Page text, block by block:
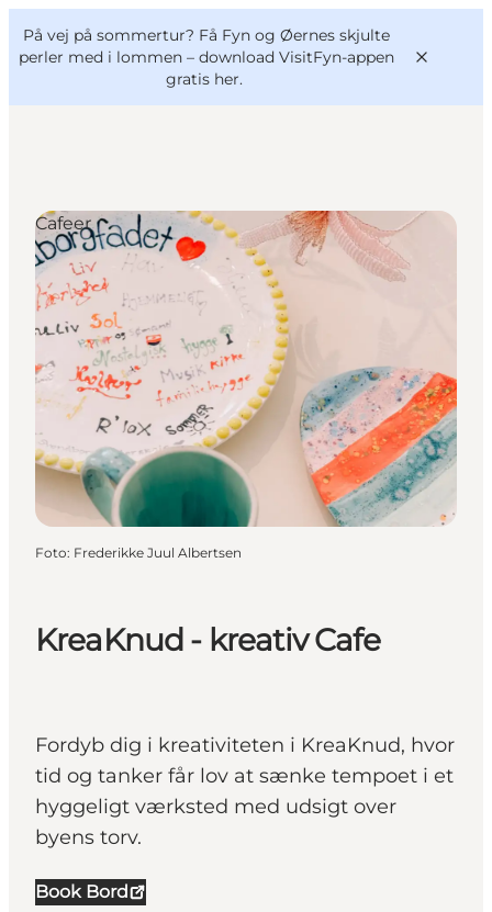
På vej på sommertur? Få Fyn og Øernes skjulte
perler med i lommen – download VisitFyn-appen
gratis her.
Oplevelser
Outdoor
Mad og drikke
Overnatning
Book lokale oplevelser
VisitFyn
Deutsch
KreaKnud - kreativ Cafe
Fordyb dig i kreativiteten i KreaKnud, hvor
tid og tanker får lov at sænke tempoet i et
hyggeligt værksted med udsigt over
byens torv.
Book Bord
Cafeer
Foto: Frederikke Juul Albertsen